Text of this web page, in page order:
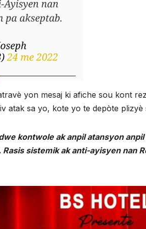
yon mesaj ki afiche sou kont
atak sa yo, kote yo te depòte plizyè
kontwole ak anpil atansyon
sistemik ak anti-ayisyen nan